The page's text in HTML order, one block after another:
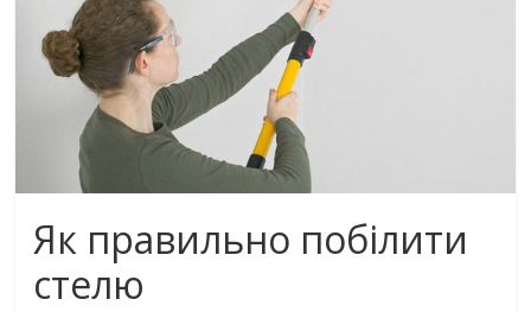
Як правильно побілити
стелю